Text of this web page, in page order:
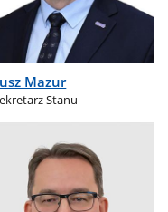
Mazur
Stanu